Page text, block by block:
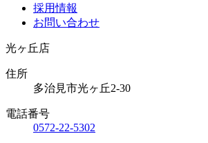
採用情報
お問い合わせ
光ヶ丘店
住所
多治見市光ヶ丘2-30
電話番号
0572-22-5302